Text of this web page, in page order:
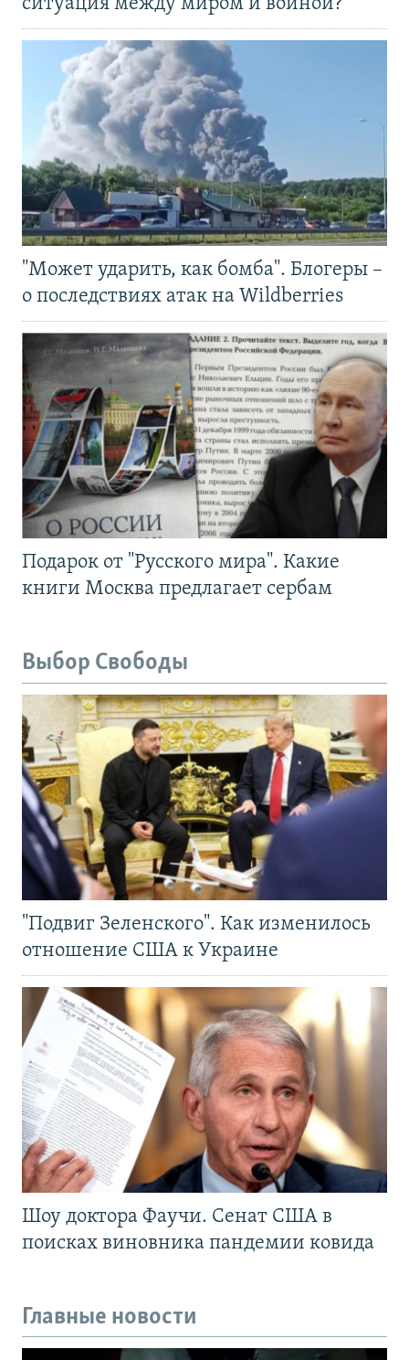
ситуация между миром и войной?
"Может ударить, как бомба". Блогеры –
о последствиях атак на Wildberries
Подарок от "Русского мира". Какие
книги Москва предлагает сербам
Выбор Свободы
"Подвиг Зеленского". Как изменилось
отношение США к Украине
Шоу доктора Фаучи. Сенат США в
поисках виновника пандемии ковида
Главные новости